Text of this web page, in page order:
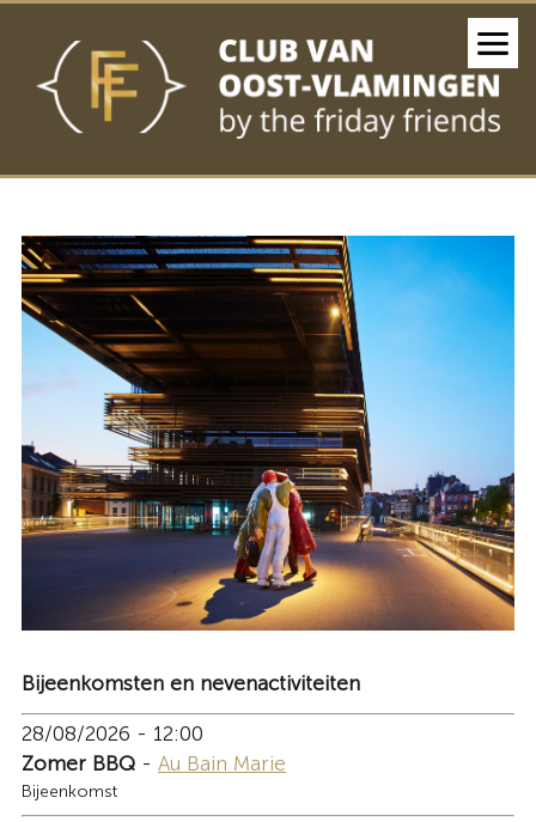
Bijeenkomsten en nevenactiviteiten
28/08/2026 - 12:00
Zomer BBQ - Au Bain Marie
Bijeenkomst